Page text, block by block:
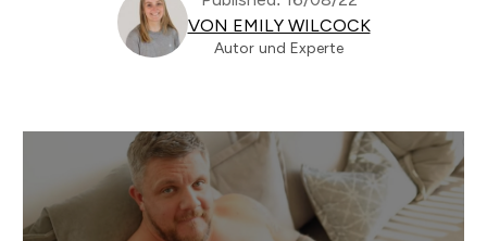
VON EMILY WILCOCK
Autor und Experte